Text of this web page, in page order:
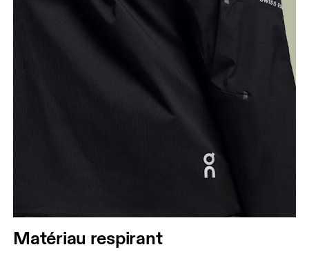
Matériau respirant